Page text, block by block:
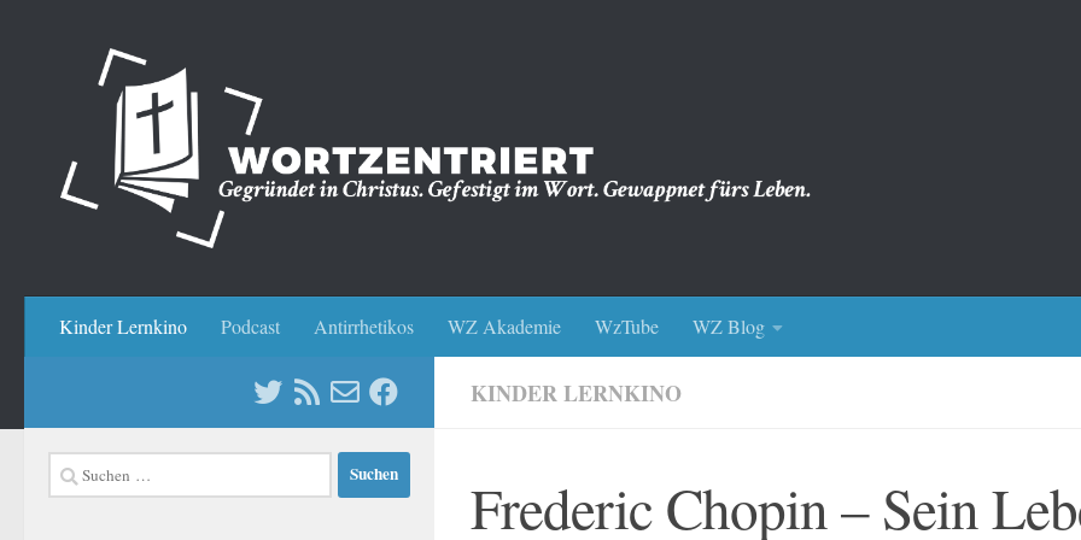
Kinder Lernkino Podcast Antirrhetikos WZ Akademie WzTube WZ Blog
KINDER LERNKINO
Frederic Chopin – Sein
Suchen
nach: